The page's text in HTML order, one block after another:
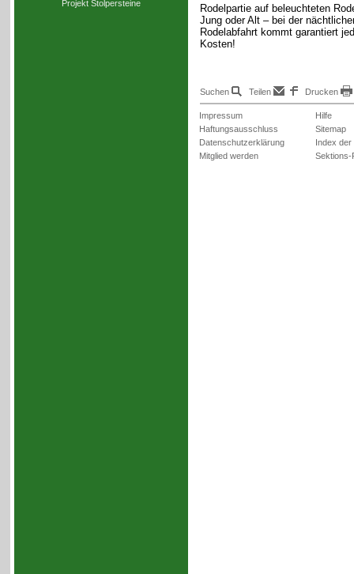
Projekt Stolpersteine
Rodelpartie auf beleuchteten
Jung oder Alt – bei der
Rodelabfahrt kommt garantiert
Kosten!
Suchen Teilen Drucken
Impressum
Haftungsausschluss
Datenschutzerklärung
Mitglied werden
Hilfe
Sitemap
Index der
Sektions-